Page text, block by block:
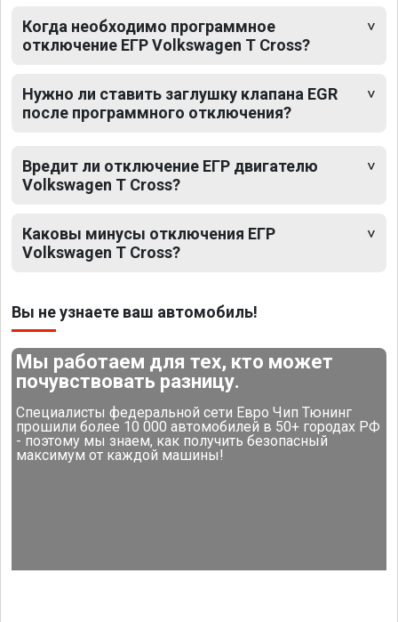
Когда необходимо программное
отключение ЕГР Volkswagen T Cross?
Нужно ли ставить заглушку клапана EGR
после программного отключения?
Вредит ли отключение ЕГР двигателю
Volkswagen T Cross?
Каковы минусы отключения ЕГР
Volkswagen T Cross?
Вы не узнаете ваш автомобиль!
Мы работаем для тех, кто может
почувствовать разницу.
Специалисты федеральной сети Евро Чип Тюнинг
прошили более 10 000 автомобилей в 50+ городах РФ
- поэтому мы знаем, как получить безопасный
максимум от каждой машины!